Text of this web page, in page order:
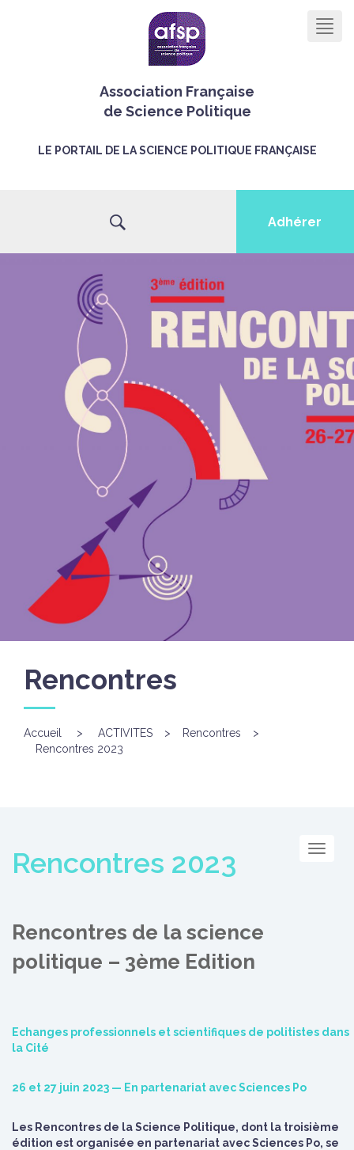
Association Française
de Science Politique
LE PORTAIL DE LA SCIENCE POLITIQUE FRANÇAISE
Adhérer
Rencontres
Accueil > ACTIVITES > Rencontres
>
Rencontres 2023
Menu
Rencontres 2023
Rencontres de la science
politique – 3ème Edition
Echanges professionnels et scientifiques de politistes dans
la Cité
26 et 27 juin 2023 — En partenariat avec Sciences Po
Les Rencontres de la Science Politique, dont la troisième
édition est organisée en partenariat avec Sciences Po, se